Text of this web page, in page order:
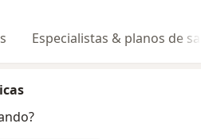
Especialistas & planos de